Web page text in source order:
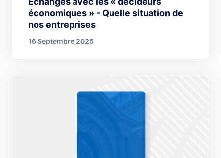
économiques » - Quelle situation de
nos entreprises
16 Septembre 2025